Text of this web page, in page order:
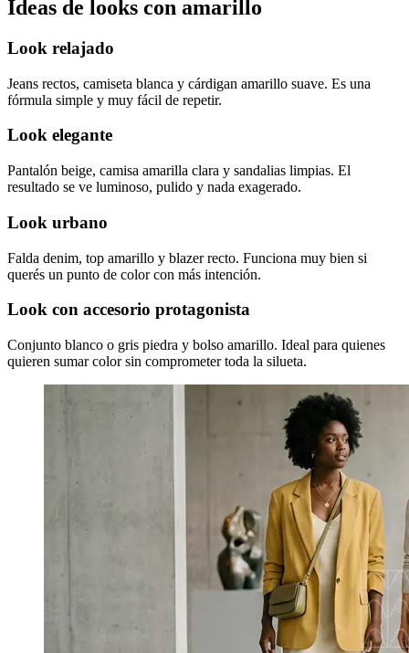
Ideas de looks con amarillo
Look relajado
Jeans rectos, camiseta blanca y cárdigan amarillo suave. Es una
fórmula simple y muy fácil de repetir.
Look elegante
Pantalón beige, camisa amarilla clara y sandalias limpias. El
resultado se ve luminoso, pulido y nada exagerado.
Look urbano
Falda denim, top amarillo y blazer recto. Funciona muy bien si
querés un punto de color con más intención.
Look con accesorio protagonista
Conjunto blanco o gris piedra y bolso amarillo. Ideal para quienes
quieren sumar color sin comprometer toda la silueta.